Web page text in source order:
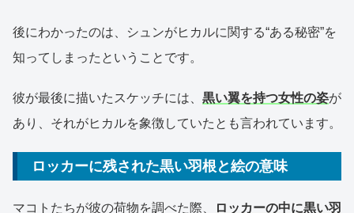
後にわかったのは、シュンがヒカルに関する“ある秘密”を
知ってしまったということです。
彼が最後に描いたスケッチには、 黒い翼を持つ女性の姿が
あり、それがヒカルを象徴していたとも言われています。
ロッカーに残された黒い羽根と絵の意味
マコトたちが彼の荷物を調べた際、
ロッカーの中に黒い羽